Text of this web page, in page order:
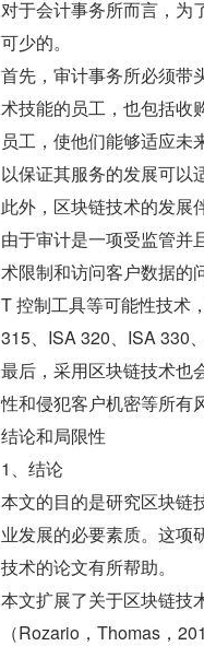
对于会计事务所而言，为
可少的。
首先，审计事务所必须带
术技能的员工，也包括收
员工，使他们能够适应未
以保证其服务的发展可以
此外，区块链技术的发展
由于审计是一项受监管并
术限制和访问客户数据的
T 控制工具等可能性技术
315、ISA 320、ISA 330
最后，采用区块链技术也
性和侵犯客户机密等所有
结论和局限性
1、结论
本文的目的是研究区块链
业发展的必要素质。这项
技术的论文有所帮助。
本文扩展了关于区块链技
（Rozario，Thomas，